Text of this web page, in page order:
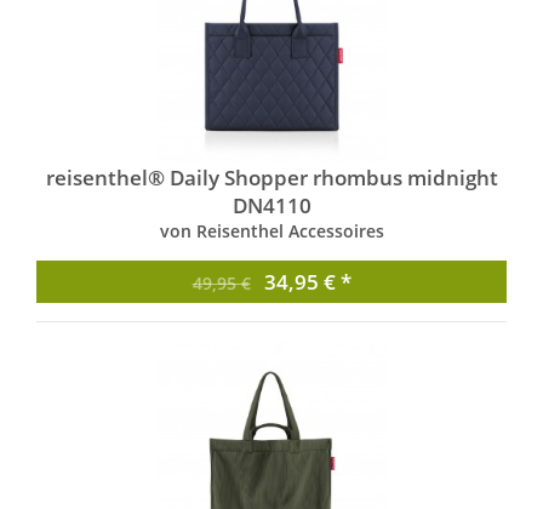
reisenthel® Daily Shopper rhombus midnight
DN4110
von Reisenthel Accessoires
49,95 € 34,95 € *